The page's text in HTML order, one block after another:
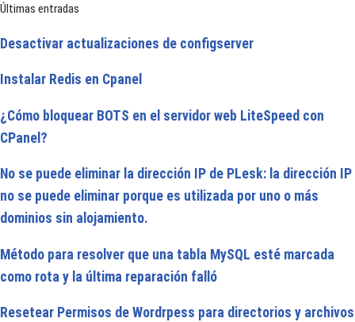
Últimas entradas
Desactivar actualizaciones de configserver
Instalar Redis en Cpanel
¿Cómo bloquear BOTS en el servidor web LiteSpeed con
CPanel?
No se puede eliminar la dirección IP de PLesk: la dirección IP
no se puede eliminar porque es utilizada por uno o más
dominios sin alojamiento.
Método para resolver que una tabla MySQL esté marcada
como rota y la última reparación falló
Resetear Permisos de Wordrpess para directorios y archivos